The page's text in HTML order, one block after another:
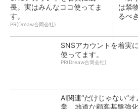
長。実はみんなココ使ってま
す。
PR(Dreaw合同会社)
は禁
るべ
SNSアカウントを着実
使ってます。
PR(Dreaw合同会社)
AI関連“だけじゃない”
業、地道な顧客基盤強